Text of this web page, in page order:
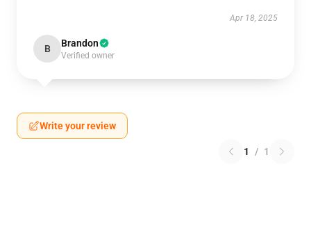
Apr 18, 2025
B Brandon
Verified owner
Write your review
1 / 1